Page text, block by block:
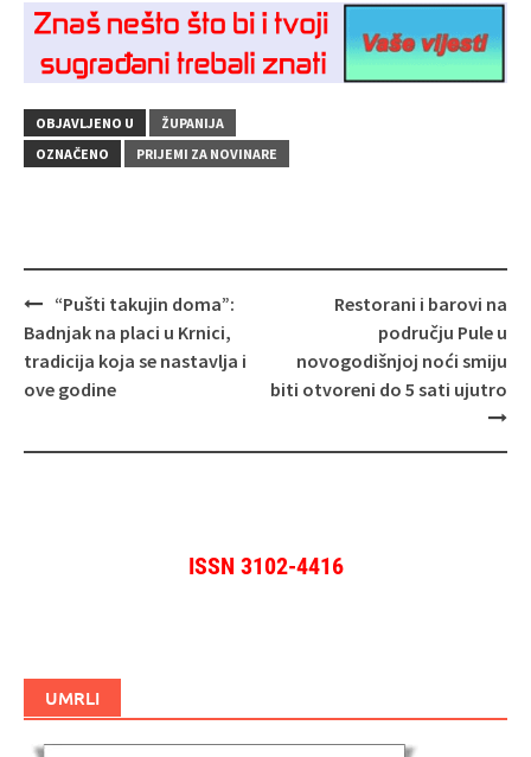
OBJAVLJENO U
ŽUPANIJA
OZNAČENO
PRIJEMI ZA NOVINARE
Navigacija
objava
“Pušti takujin doma”:
Badnjak na placi u Krnici,
tradicija koja se nastavlja i
ove godine
Restorani i barovi na
području Pule u
novogodišnjoj noći smiju
biti otvoreni do 5 sati ujutro
ISSN 3102-4416
UMRLI